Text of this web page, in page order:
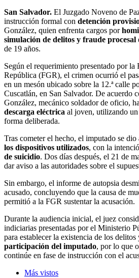
San Salvador. El Juzgado Noveno de
instrucción formal con detención
González, quien enfrenta cargos por
simulación de delitos y fraude procesal
de 19 años.
Según el requerimiento presentado por la
República (FGR), el crimen ocurrió el
en un mesón ubicado sobre la 12.ª calle
Cuscatlán, en San Salvador. De acuerdo
González, mecánico soldador de oficio,
descarga eléctrica al joven, utilizando un
forma deliberada.
Tras cometer el hecho, el imputado se
los dispositivos utilizados, con la
de suicidio. Dos días después, el 21 de
dar aviso a las autoridades sobre el
Sin embargo, el informe de autopsia
acusado, concluyendo que la causa de
permitió a la FGR sustentar la acusación.
Durante la audiencia inicial, el juez
indiciarias presentadas por el Ministerio
para establecer la existencia de los delitos
participación del imputado, por lo que
continúe en fase de instrucción con el
Más vistos